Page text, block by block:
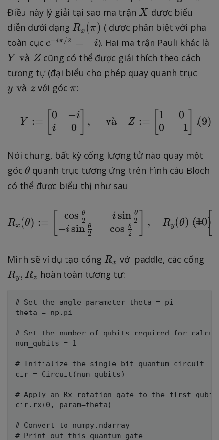
i
Điều này lý giải tại sao ma trậnX
X được biểu
diễn dưới dạng R
_
x
(
\
p
Rx (π) ( được phân biệt với pha
toàn cục e
^
{
-
i\
i/
2
=
-i
e−iπ /2 = −i). Hai ma trận Pauli khác là
{
v
Z
Y va
ˋ Z cũng có thể được giải thích theo cách
tương tự (đại biểu cho phép quay quanh trục
x
v
à
y va
ˋ z với góc\
i
π:
Y :=
Y :=
0
i
−i
0 , va
ˋ Z :=
1
0
0
−1 .(9)
Nói chung, bất kỳ cổng lượng tử nào quay một
góc \
t
t
θ quanh trục tương ứng trên hình cầu Bloch
có thể được biểu thị như sau :
R_x(\theta) :=
Rx (θ) :=
cos 2
θ
−i sin 2
θ
−isin 2
θ
cos 2
θ , Ry (θ) := [
(10)
Mình sẽ ví dụ tạo cổng R
_
x
Rx với paddle, các cổng
z
Ry , Rz hoàn toàn tương tự:
# Set the angle parameter theta = pi
theta = np.pi
# Set the number of qubits required for
num_qubits = 1
# Initialize the single-bit quantum circuit
cir = Circuit(num_qubits)
# Apply an Rx rotation gate to the first
cir.rx(0, param=theta)
# Convert to numpy.ndarray
# Print out this quantum gate